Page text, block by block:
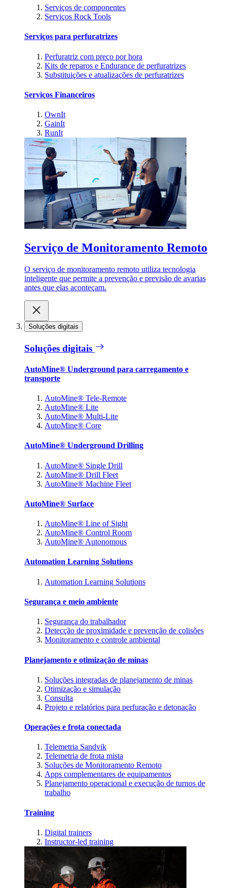
Serviços de componentes
Serviços Rock Tools
Serviços para perfuratrizes
Perfuratriz com preço por hora
Kits de reparos e Endurance de perfuratrizes
Substituições e atualizações de perfuratrizes
Serviços Financeiros
OwnIt
GainIt
RunIt
Serviço de Monitoramento Remoto
O serviço de monitoramento remoto utiliza tecnologia
inteligente que permite a prevenção e previsão de avarias
antes que elas aconteçam.
Soluções digitais
Soluções digitais
AutoMine® Underground para carregamento e
transporte
AutoMine® Tele-Remote
AutoMine® Lite
AutoMine® Multi-Lite
AutoMine® Core
AutoMine® Underground Drilling
AutoMine® Single Drill
AutoMine® Drill Fleet
AutoMine® Machine Fleet
AutoMine® Surface
AutoMine® Line of Sight
AutoMine® Control Room
AutoMine® Autonomous
Automation Learning Solutions
Automation Learning Solutions
Segurança e meio ambiente
Segurança do trabalhador
Detecção de proximidade e prevenção de colisões
Monitoramento e controle ambiental
Planejamento e otimização de minas
Soluções integradas de planejamento de minas
Otimização e simulação
Consulta
Projeto e relatórios para perfuração e detonação
Operações e frota conectada
Telemetria Sandvik
Telemetria de frota mista
Soluções de Monitoramento Remoto
Apps complementares de equipamentos
Planejamento operacional e execução de turnos de
trabalho
Training
Digital trainers
Instructor-led training